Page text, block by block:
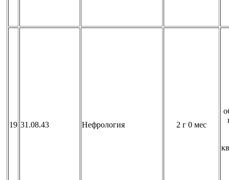
19 31.08.43 Нефрология 2 г 0 мес